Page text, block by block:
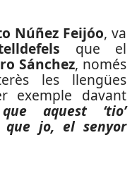
Núñez Feijóo, va
que el
Sánchez, només
les llengües
exemple davant
aquest ‘tio’
que jo, el senyor